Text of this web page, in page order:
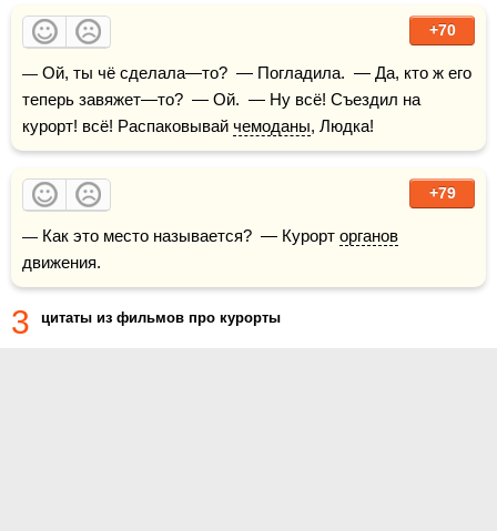
+70
— Ой, ты чё сделала—то?  — Погладила.  — Да, кто ж его
теперь завяжет—то?  — Ой.  — Ну всё! Съездил на
курорт! всё! Распаковывай чемоданы, Людка!
+79
— Как это место называется?  — Курорт органов
движения.
3 цитаты из фильмов про курорты